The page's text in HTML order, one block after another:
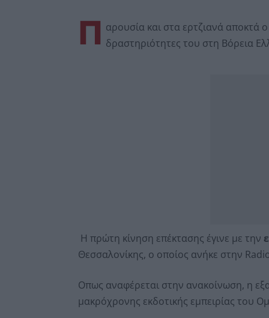
Π
αρουσία και στα ερτζιανά αποκτά
δραστηριότητες του στη Βόρεια
Η πρώτη κίνηση επέκτασης έγινε με την
Θεσσαλονίκης, ο οποίος ανήκε στην
Οπως αναφέρεται στην ανακοίνωση, η
μακρόχρονης εκδοτικής εμπειρίας του